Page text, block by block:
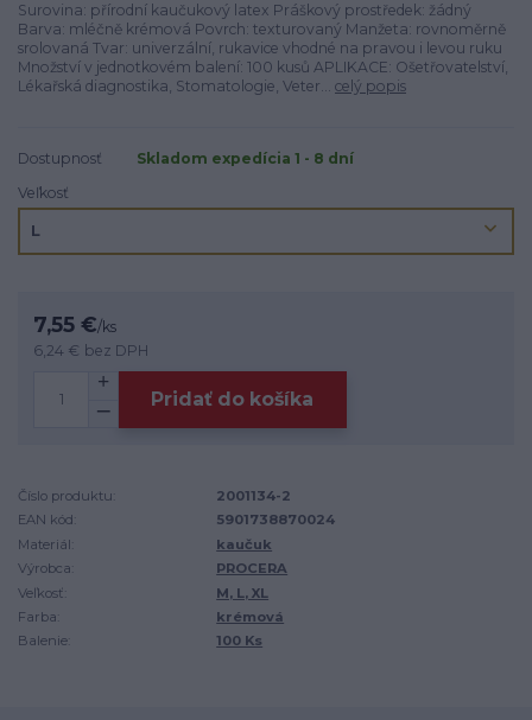
Surovina: přírodní kaučukový latex Práškový prostředek: žádný
Barva: mléčně krémová Povrch: texturovaný Manžeta: rovnoměrně
srolovaná Tvar: univerzální, rukavice vhodné na pravou i levou ruku
Množství v jednotkovém balení: 100 kusů APLIKACE: Ošetřovatelství,
Lékařská diagnostika, Stomatologie, Veter... celý popis
Dostupnosť
Skladom expedícia 1 - 8 dní
Veľkosť
7,55 €/ks
6,24 € bez DPH
Pridať do košíka
Číslo produktu:
2001134-2
EAN kód:
5901738870024
Materiál:
kaučuk
Výrobca:
PROCERA
Veľkosť:
M, L, XL
Farba:
krémová
Balenie:
100 Ks